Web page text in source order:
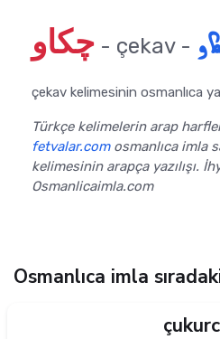
چكاو
Türkçe kelimelerin arap
fetvalar.comosmanlıca imla
kelimesinin arapça yazılışı.
Osmanlicaimla.com
Osmanlıca imla